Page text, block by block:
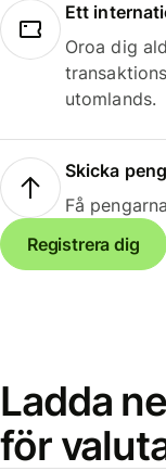
Ett
Oroa dig
utomlands.
Skicka
Få
Registrera dig
Ladda
för